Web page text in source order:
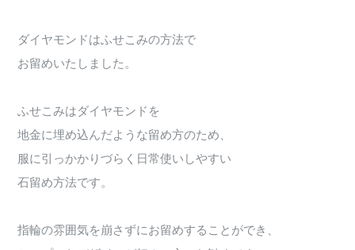
ダイヤモンドはふせこみの方法で
お留めいたしました。
ふせこみはダイヤモンドを
地金に埋め込んだような留め方のため、
服に引っかかりづらく日常使いしやすい
石留め方法です。
指輪の雰囲気を崩さずにお留めすることができ、